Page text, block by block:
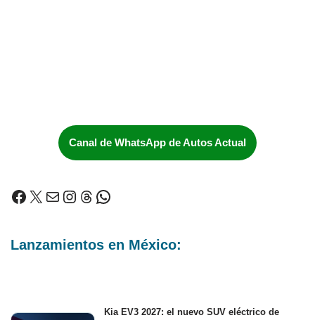
Canal de WhatsApp de Autos Actual
Lanzamientos en México:
Kia EV3 2027: el nuevo SUV eléctrico de